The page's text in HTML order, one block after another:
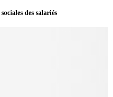
des salariés